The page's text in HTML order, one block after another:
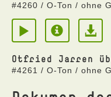
#4260 / O-Ton / ohne
Otfried Jarren
#4261 / O-Ton / ohne